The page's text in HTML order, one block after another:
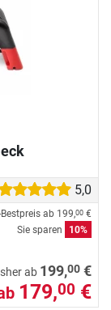
5,0
ab 199,00 €
Sie sparen
10%
ab 199,00 €
179,00 €